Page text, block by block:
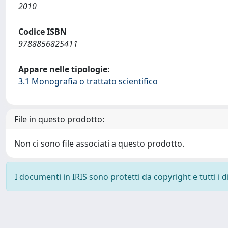
2010
Codice ISBN
9788856825411
Appare nelle tipologie:
3.1 Monografia o trattato scientifico
File in questo prodotto:
Non ci sono file associati a questo prodotto.
I documenti in IRIS sono protetti da copyright e tutti i